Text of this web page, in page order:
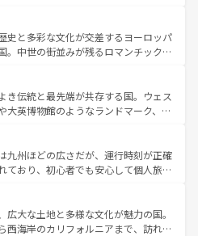
なビーチリゾートまで多彩な表情を見
風土や気候が異なるスペインはその個
性で訪れる人を魅了する。 なお、新着のスペイン情報はコ
まっている。華麗な宮殿、歴史的な大
、そして豊かな自然が、訪れる者を心
、フランスは美食の国としても知ら
発祥地であるランス、プロヴァンスの
畑など、多彩な楽しみ方が可能だ。さ
域にも魅力が溢れており、どの街角に
とそれぞれで全く異なる文化を体験で
う。 なお、新着のフランス情報はコンテンツ一覧
史と多彩な文化が交差するヨーロッパ
。中世の街並みが残るロマンチック街
どこを歩いても飽きることがない。ベ
、バイエルン州のアルプスの絶景、そ
ワイン畑といった風景は必見。ビール
体験してほしい。 なお、新着の
ンツ一覧を参照してほしい。
き伝統と最先端が共存する国。ウェス
大英博物館のようなランドマーク、歴
力がある。また、優雅なアフタヌーン
にはたまらない英国パブ、サッカー観
こそできる体験も豊富。イギリスを旅
ほしい。
九州ほどの広さだが、運行時刻が正確
ており、初心者でも安心して個人旅行
る町や、スイスならではのユニークな
プス観光だけでなく町歩きも満喫する
の所得が高いため物価も高いが、旅行
広大な土地と多様な文化が魅力の国。
西海岸のカリフォルニアまで、訪れる